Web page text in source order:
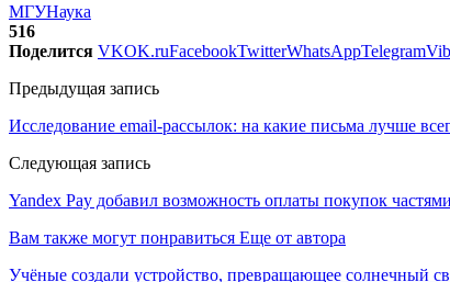
МГУНаука
516
Поделится VKOK.ruFacebookTwitterWhatsAppTelegram
Предыдущая запись
Исследование email-рассылок: на какие письма лучше
Следующая запись
Yandex Pay добавил возможность оплаты покупок
Вам также могут понравиться Еще от автора
Учёные создали устройство, превращающее солнечный